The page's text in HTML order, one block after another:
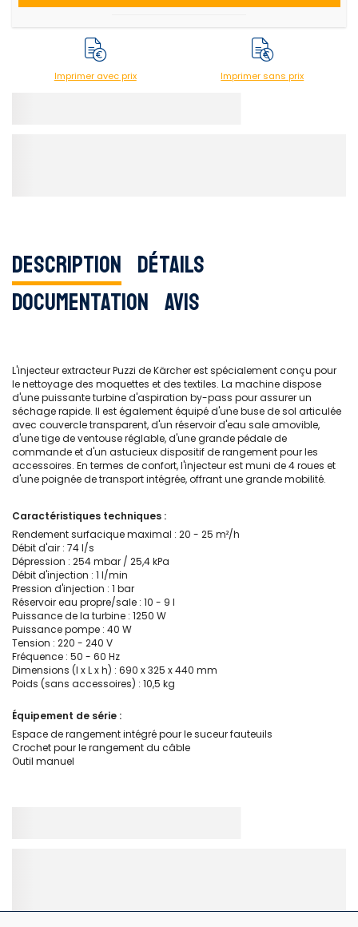
Imprimer avec prix Imprimer sans prix
Description Détails
Documentation Avis
L'injecteur extracteur Puzzi de Kärcher est spécialement conçu pour
le nettoyage des moquettes et des textiles. La machine dispose
d'une puissante turbine d'aspiration by-pass pour assurer un
séchage rapide. Il est également équipé d'une buse de sol articulée
avec couvercle transparent, d'un réservoir d'eau sale amovible,
d'une tige de ventouse réglable, d'une grande pédale de
commande et d'un astucieux dispositif de rangement pour les
accessoires. En termes de confort, l'injecteur est muni de 4 roues et
d'une poignée de transport intégrée, offrant une grande mobilité.
Caractéristiques techniques :
Rendement surfacique maximal : 20 - 25 m²/h
Débit d'air : 74 l/s
Dépression : 254 mbar / 25,4 kPa
Débit d'injection : 1 l/min
Pression d'injection : 1 bar
Réservoir eau propre/sale : 10 - 9 l
Puissance de la turbine : 1250 W
Puissance pompe : 40 W
Tension : 220 - 240 V
Fréquence : 50 - 60 Hz
Dimensions (l x L x h) : 690 x 325 x 440 mm
Poids (sans accessoires) : 10,5 kg
Équipement de série :
Espace de rangement intégré pour le suceur fauteuils
Crochet pour le rangement du câble
Outil manuel